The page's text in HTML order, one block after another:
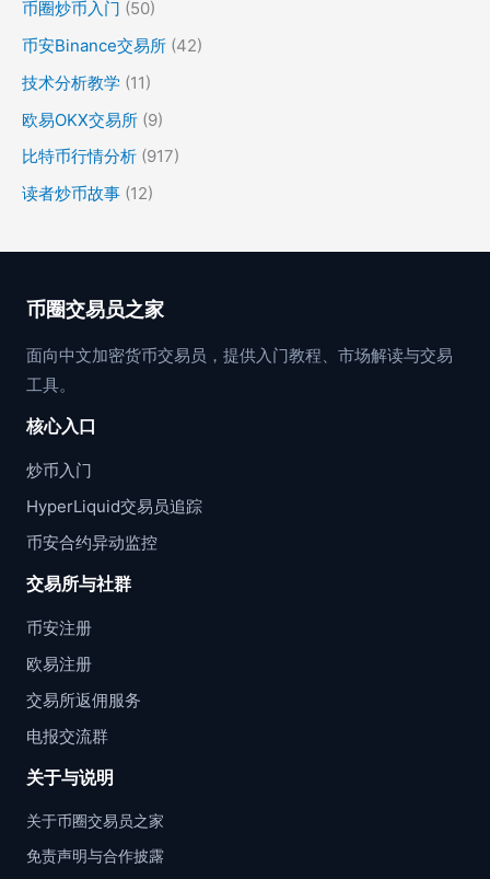
币圈炒币入门 (50)
币安Binance交易所 (42)
技术分析教学 (11)
欧易OKX交易所 (9)
比特币行情分析 (917)
读者炒币故事 (12)
币圈交易员之家
面向中文加密货币交易员，提供入门教程、市场解读与交易
工具。
核心入口
炒币入门
HyperLiquid交易员追踪
币安合约异动监控
交易所与社群
币安注册
欧易注册
交易所返佣服务
电报交流群
关于与说明
关于币圈交易员之家
免责声明与合作披露